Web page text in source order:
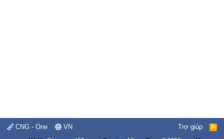
CNG - One VN Trợ giúp
R